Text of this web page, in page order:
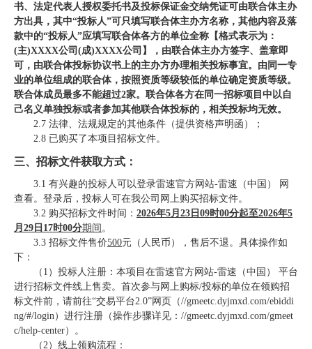
书、法定代表人授权委托书及投标保证金交纳凭证可由联合体主办
方出具，其中“投标人”可只填写联合体主办方名称，其他内容及落
款中的“投标人”应填写联合体各方的单位全称【格式表示为：
(主)XXXX公司(成)XXXX公司】，由联合体主办方签字、盖章即
可 ， 由联合体投标协议书上的主办方办理相关投标事宜。由同一专
业的单位组成的联合体，按照资质等级较低的单位确定资质等级。
联合体成员最多不能超过2家。联合体各方在同一招标项目中以自
己名义单独投标或者参加其他联合体投标的，相关投标均无效。
2.7 法律、法规规定的其他条件 （提供资格声明函）
；
2.8 已购买了本项目招标文件。
三、 招标文件获取方式 ：
3.1 有兴趣的投标人可以登录雷速官方网站-雷速（中国） 网
查看。登录后，投标人可在我公司网上购买招标文件。
3.2 购买招标文件时间： 2026年5月 23 日 09时00分起至2026年5
月 29 日 17时00分期间 。
3.3 招标文件售价500元（人民币） ， 售后不退。 具体操作如
下：
（ 1 ） 投标人注册： 本项目在雷速官方网站-雷速（中国） 平台
进行招标文件线上售卖。首次参与网上购标/投标的单位在领购招
标文件前，请前往“交易平台2.0”网页（//gmeetc.dyjmxd.com/ebiddi
ng/#/login）进行注册（操作步骤详见：//gmeetc.dyjmxd.com/gmeet
c/help-center）。
（2） 线上领购流程 ：